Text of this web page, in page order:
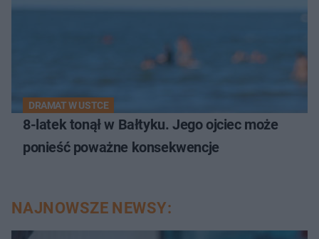
DRAMAT W USTCE
8-latek tonął w Bałtyku. Jego ojciec może
ponieść poważne konsekwencje
NAJNOWSZE NEWSY: